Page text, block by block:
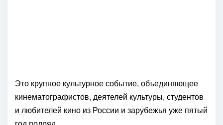
Это крупное культурное событие, объединяющее
кинематографистов, деятелей культуры, студентов
и любителей кино из России и зарубежья уже пятый